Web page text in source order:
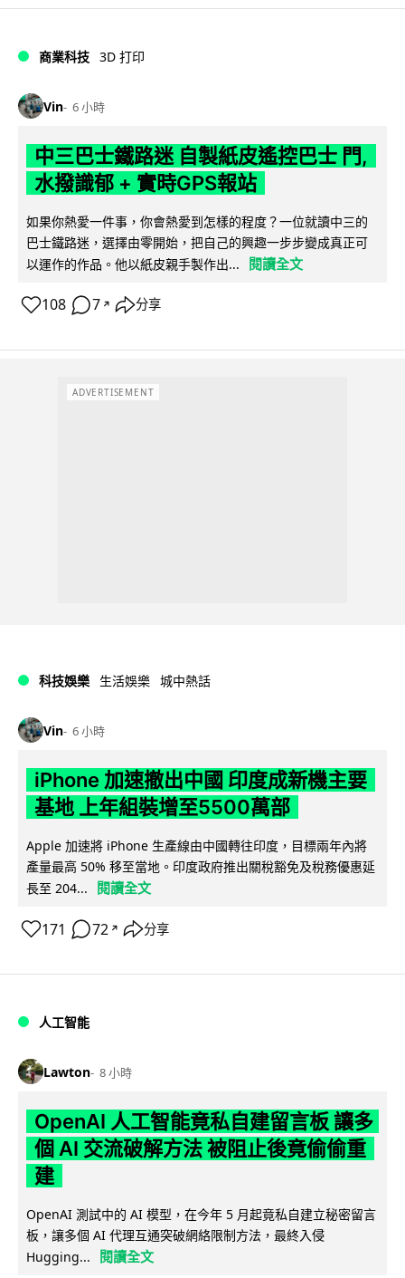
商業科技 3D 打印
Vin 6 小時
中三巴士鐵路迷 自製紙皮遙控巴士 門,
水撥識郁 + 實時GPS報站
如果你熱愛一件事，你會熱愛到怎樣的程度？一位就讀中三的
巴士鐵路迷，選擇由零開始，把自己的興趣一步步變成真正可
以運作的作品。他以紙皮親手製作出...
閱讀全文
108 7 ↗ 分享
ADVERTISEMENT
科技娛樂 生活娛樂 城中熱話
Vin 6 小時
iPhone 加速撤出中國 印度成新機主要
基地 上年組裝增至5500萬部
Apple 加速將 iPhone 生產線由中國轉往印度，目標兩年內將
產量最高 50% 移至當地。印度政府推出關稅豁免及稅務優惠延
長至 204...
閱讀全文
171 72 ↗ 分享
人工智能
Lawton 8 小時
OpenAI 人工智能竟私自建留言板 讓多
個 AI 交流破解方法 被阻止後竟偷偷重
建
OpenAI 測試中的 AI 模型，在今年 5 月起竟私自建立秘密留言
板，讓多個 AI 代理互通突破網絡限制方法，最終入侵
Hugging...
閱讀全文